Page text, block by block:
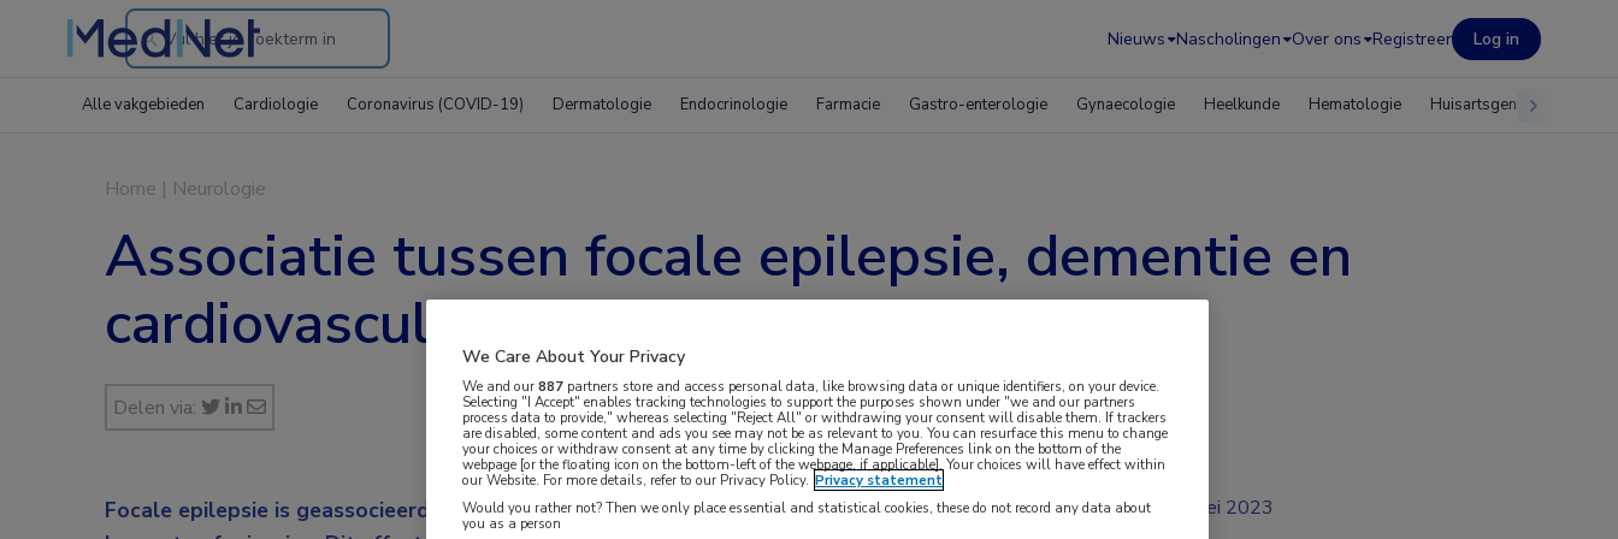
Search
the
Nieuws Nascholingen Over ons Registreer Log in
Alle vakgebieden Cardiologie Coronavirus (COVID-19) Dermatologie Endocrinologie Farmacie Gastro-enterologie Gynaecologie Heelkunde Hematologie Huisartsgeneeskunde
Home | Neurologie
Associatie tussen focale epilepsie, dementie en
cardiovasculaire risicofactoren
Delen via:
Focale epilepsie is geassocieerd met een hoger risico op dementie, in vergelijking met
mei 2023
We Care About Your Privacy
We and our887 partners store and access personal data, like browsing data or unique identifiers, on your device.
Selecting "I Accept" enables tracking technologies to support the purposes shown under "we and our partners
process data to provide," whereas selecting "Reject All" or withdrawing your consent will disable them. If trackers
are disabled, some content and ads you see may not be as relevant to you. You can resurface this menu to change
your choices or withdraw consent at any time by clicking the Manage Preferences link on the bottom of the
webpage [or the floating icon on the bottom-left of the webpage, if applicable]. Your choices will have effect within
our Website. For more details, refer to our Privacy Policy. Privacy statement
Would you rather not? Then we only place essential and statistical cookies, these do not record any data about
you as a person